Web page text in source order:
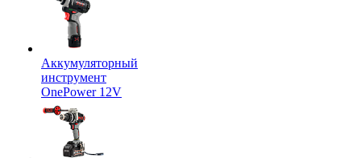
Аккумуляторный
инструмент
OnePower 12V